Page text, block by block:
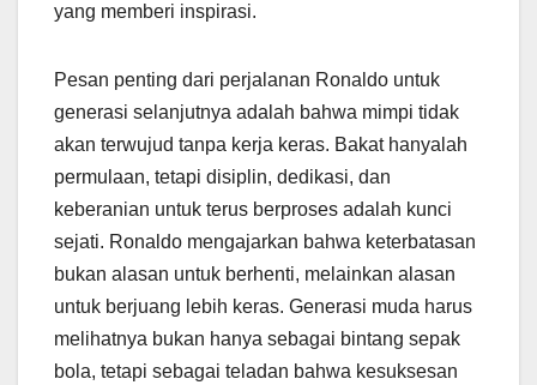
yang memberi inspirasi.
Pesan penting dari perjalanan Ronaldo untuk
generasi selanjutnya adalah bahwa mimpi tidak
akan terwujud tanpa kerja keras. Bakat hanyalah
permulaan, tetapi disiplin, dedikasi, dan
keberanian untuk terus berproses adalah kunci
sejati. Ronaldo mengajarkan bahwa keterbatasan
bukan alasan untuk berhenti, melainkan alasan
untuk berjuang lebih keras. Generasi muda harus
melihatnya bukan hanya sebagai bintang sepak
bola, tetapi sebagai teladan bahwa kesuksesan